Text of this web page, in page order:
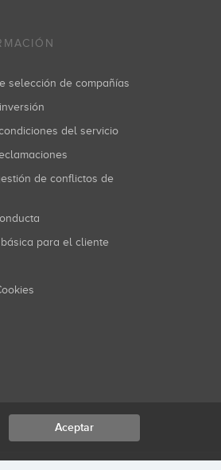
selección de compañías
del servicio
básica para el cliente
Aceptar